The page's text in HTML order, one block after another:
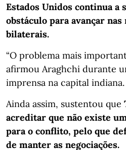
Estados Unidos continua a
obstáculo para avançar nas
bilaterais.
“O problema mais
afirmou Araghchi durante
imprensa na capital indiana.
Ainda assim, sustentou que
acreditar que não existe
para o conflito, pelo que
de manter as negociações.